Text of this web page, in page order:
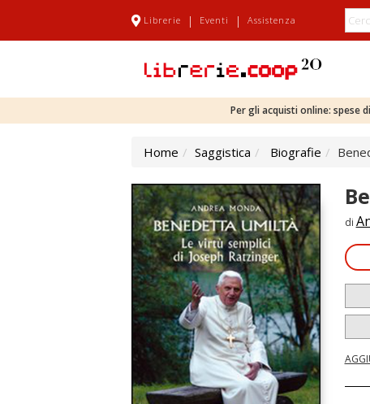
Librerie | Eventi | Assistenza
Per gli acquisti online: spese
Home Saggistica Biografie
di